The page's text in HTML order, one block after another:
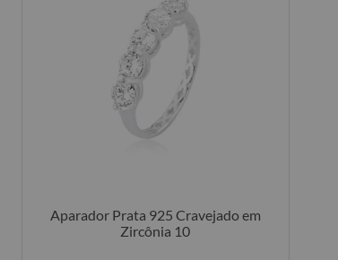
Aparador Prata 925 Cravejado em
Zircônia 10